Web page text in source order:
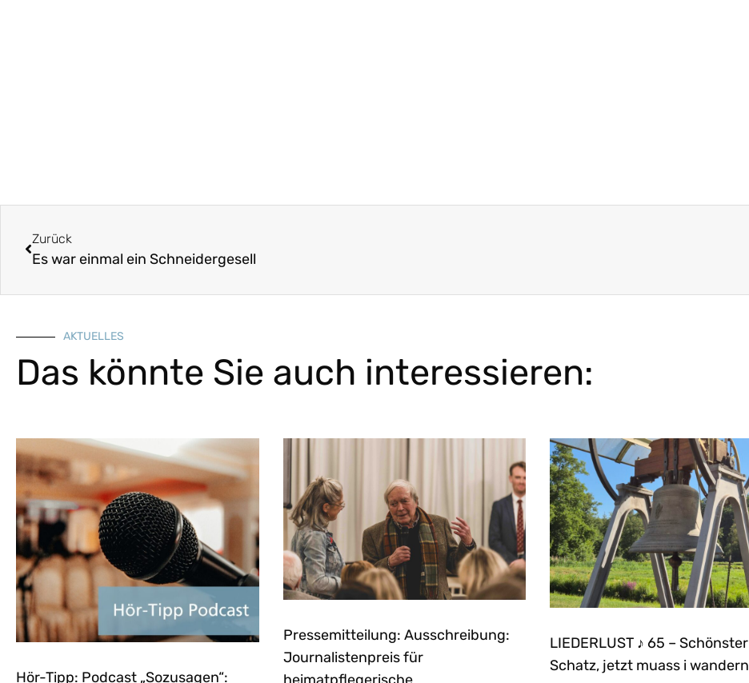
Zurück
Es war einmal ein Schneidergesell
AKTUELLES
Das könnte Sie auch interessieren:
Hör-Tipp: Podcast „Sozusagen“:
Pressemitteilung: Ausschreibung:
Journalistenpreis für
LIEDERLUST ♪ 65 – Schönster
Schatz, jetzt muass i wandern